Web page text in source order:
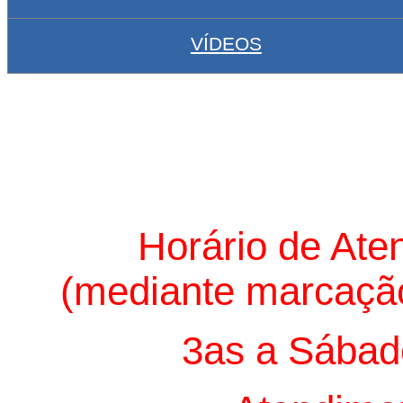
VÍDEOS
Horário de
(mediante
3as a